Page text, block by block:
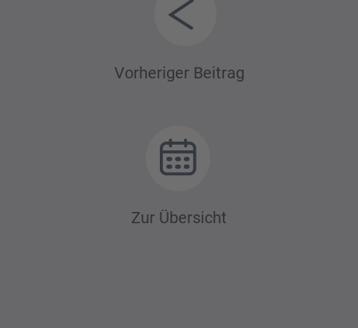
Beitrags-
Vorheriger Beitrag
Zur Übersicht